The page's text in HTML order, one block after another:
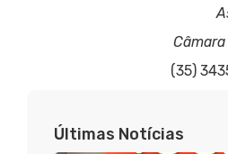
(35)
Últimas Notícias